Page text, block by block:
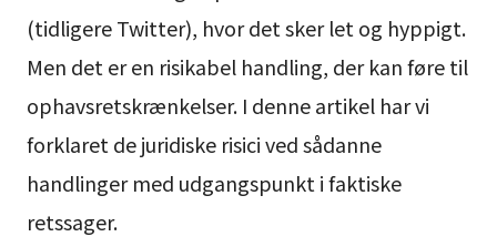
(tidligere Twitter), hvor det sker let og hyppigt.
Men det er en risikabel handling, der kan føre til
ophavsretskrænkelser. I denne artikel har vi
forklaret de juridiske risici ved sådanne
handlinger med udgangspunkt i faktiske
retssager.